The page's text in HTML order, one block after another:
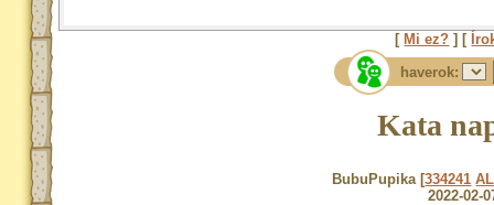
[ Mi ez? ] [
haverok:
Kata
BubuPupika [334241 AL
2022-02-